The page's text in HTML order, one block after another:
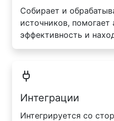
Собирает и
источников, помогает
эффективность и
Интеграции
Интегрируется со